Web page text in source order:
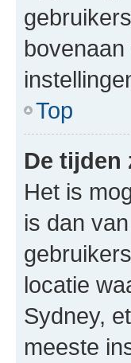
Top
De tijden
Het is
is dan
locatie
Sydney,
meeste